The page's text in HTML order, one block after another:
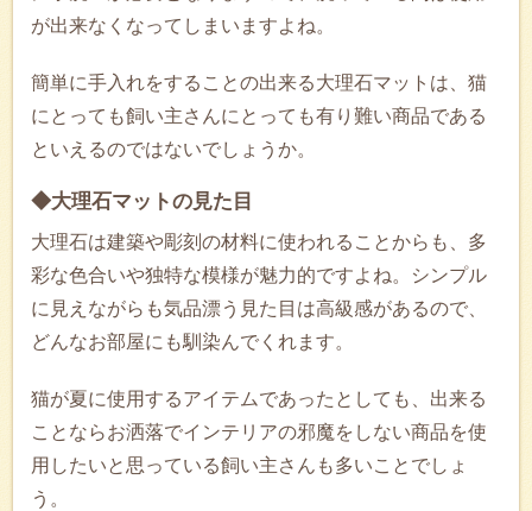
が出来なくなってしまいますよね。
簡単に手入れをすることの出来る大理石マットは、猫
にとっても飼い主さんにとっても有り難い商品である
といえるのではないでしょうか。
◆大理石マットの見た目
大理石は建築や彫刻の材料に使われることからも、多
彩な色合いや独特な模様が魅力的ですよね。シンプル
に見えながらも気品漂う見た目は高級感があるので、
どんなお部屋にも馴染んでくれます。
猫が夏に使用するアイテムであったとしても、出来る
ことならお洒落でインテリアの邪魔をしない商品を使
用したいと思っている飼い主さんも多いことでしょ
う。